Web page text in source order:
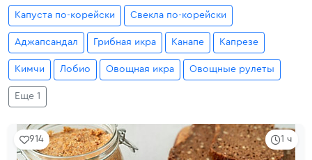
Капуста по-корейски Свекла по-корейски
Аджапсандал Грибная икра Канапе Капрезе
Кимчи Лобио Овощная икра Овощные рулеты
Еще 1
1 ч
914